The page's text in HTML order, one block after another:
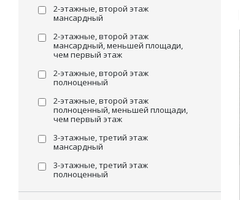
2-этажные, второй этаж
мансардный
2-этажные, второй этаж
мансардный, меньшей площади,
чем первый этаж
2-этажные, второй этаж
полноценный
2-этажные, второй этаж
полноценный, меньшей площади,
чем первый этаж
3-этажные, третий этаж
мансардный
3-этажные, третий этаж
полноценный